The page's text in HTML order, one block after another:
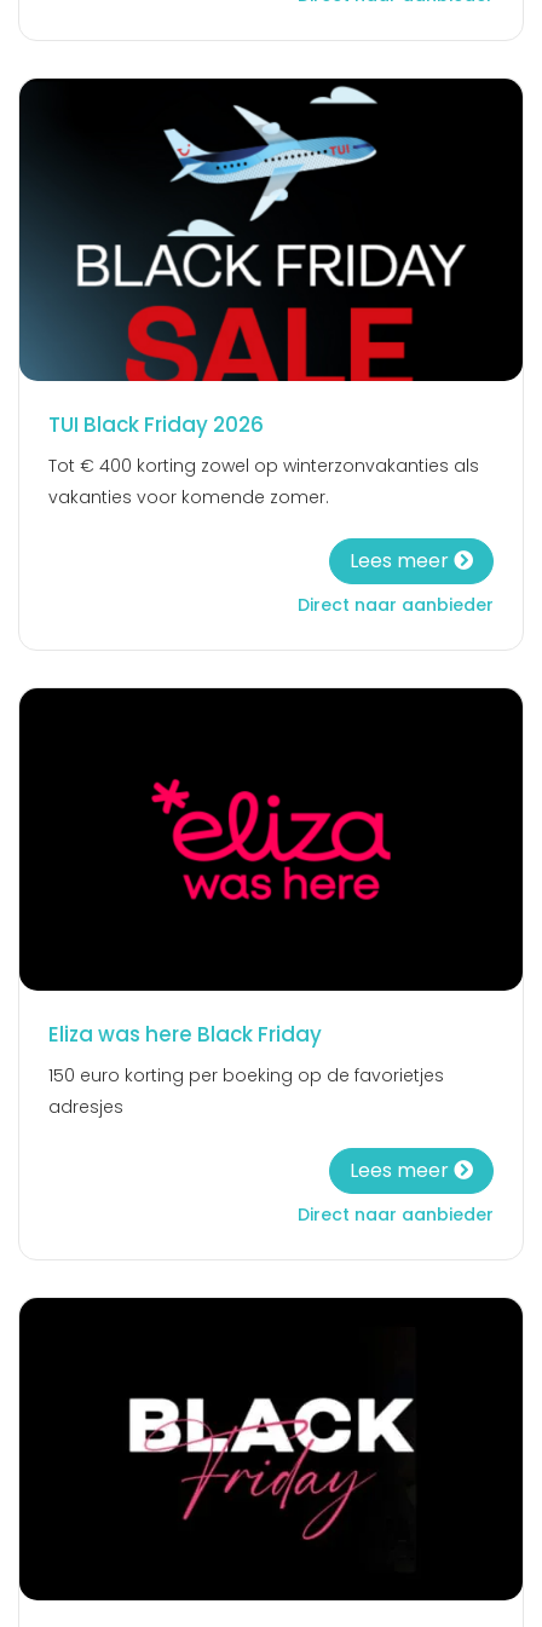
TUI Black Friday 2026
Tot € 400 korting zowel op winterzonvakanties als
vakanties voor komende zomer.
Lees meer
Direct naar aanbieder
Eliza was here Black Friday
150 euro korting per boeking op de favorietjes
adresjes
Lees meer
Direct naar aanbieder